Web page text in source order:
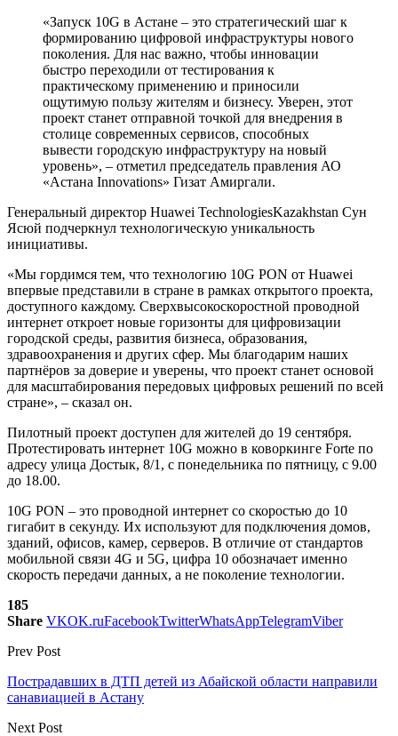
«Запуск 10G в Астане – это стратегический шаг к
формированию цифровой инфраструктуры нового
поколения. Для нас важно, чтобы инновации
быстро переходили от тестирования к
практическому применению и приносили
ощутимую пользу жителям и бизнесу. Уверен, этот
проект станет отправной точкой для внедрения в
столице современных сервисов, способных
вывести городскую инфраструктуру на новый
уровень», – отметил председатель правления АО
«Aстана Innovations» Гизат Амиргали.
Генеральный директор Huawei TechnologiesKazakhstan Сун
Ясюй подчеркнул технологическую уникальность
инициативы.
«Мы гордимся тем, что технологию 10G PON от Huawei
впервые представили в стране в рамках открытого проекта,
доступного каждому. Сверхвысокоскоростной проводной
интернет откроет новые горизонты для цифровизации
городской среды, развития бизнеса, образования,
здравоохранения и других сфер. Мы благодарим наших
партнёров за доверие и уверены, что проект станет основой
для масштабирования передовых цифровых решений по всей
стране», – сказал он.
Пилотный проект доступен для жителей до 19 сентября.
Протестировать интернет 10G можно в коворкинге Forte по
адресу улица Достык, 8/1, с понедельника по пятницу, с 9.00
до 18.00.
10G PON – это проводной интернет со скоростью до 10
гигабит в секунду. Их используют для подключения домов,
зданий, офисов, камер, серверов. В отличие от стандартов
мобильной связи 4G и 5G, цифра 10 обозначает именно
скорость передачи данных, а не поколение технологии.
185
Share VKOK.ruFacebookTwitterWhatsAppTelegramViber
Prev Post
Пострадавших в ДТП детей из Абайской области направили
санавиацией в Астану
Next Post